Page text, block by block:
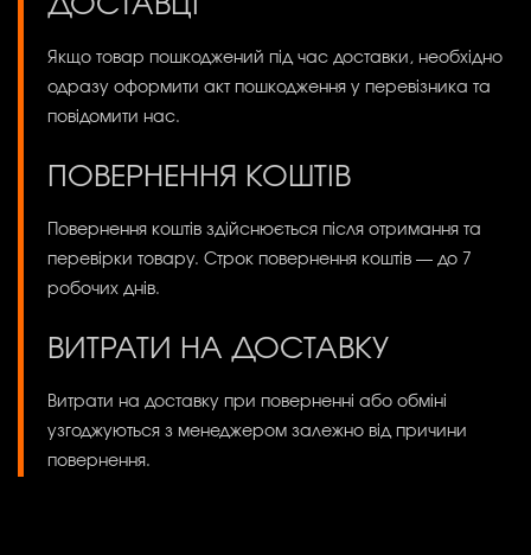
Якщо товар пошкоджений під час доставки, необхідно
одразу оформити акт пошкодження у перевізника та
повідомити нас.
ПОВЕРНЕННЯ КОШТІВ
Повернення коштів здійснюється після отримання та
перевірки товару. Строк повернення коштів — до 7
робочих днів.
ВИТРАТИ НА ДОСТАВКУ
Витрати на доставку при поверненні або обміні
узгоджуються з менеджером залежно від причини
повернення.